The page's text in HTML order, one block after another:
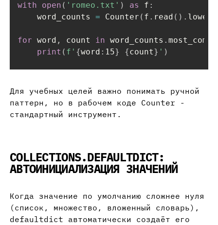
with open ( 'romeo.txt' ) as f :
    word_counts
= Counter ( f . read ( ) . lower
for word , count in word_counts .
print ( f' {word : 15} {count} ' )
Для учебных целей важно понимать ручной
паттерн, но в рабочем коде Counter -
стандартный инструмент.
COLLECTIONS.DEFAULTDICT:
АВТОИНИЦИАЛИЗАЦИЯ ЗНАЧЕНИЙ
Когда значение по умолчанию сложнее нуля
(список, множество, вложенный словарь),
defaultdict автоматически создаёт его